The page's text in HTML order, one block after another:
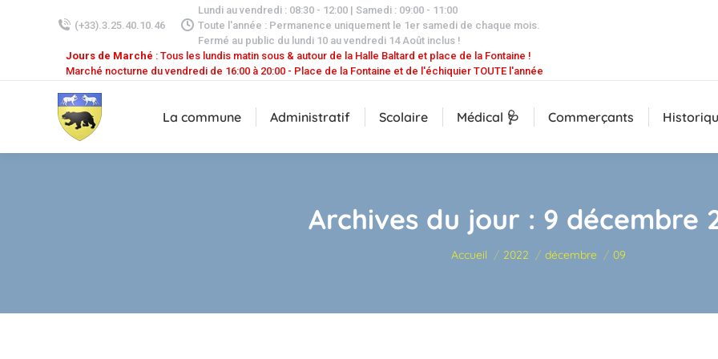
(+33).3.25.40.10.46
Lundi au vendredi : 08:30 - 12:00 | Samedi : 09:00 - 11:00
Toute l'année : Permanence uniquement le 1er samedi de chaque mois.
Fermé au public du lundi 10 au vendredi 14 Août inclus !
Jours de Marché : Tous les lundis matin sous & autour de la Halle Baltard et place de la Fontaine !
Marché nocturne du vendredi de 16:00 à 20:00 - Place de la Fontaine et de l'échiquier TOUTE l'année
La commune Administratif Scolaire Médical 🩺 Commerçants
Archives du jour : 9 décembre
Vous êtes ici :
Accueil 2022 décembre 09